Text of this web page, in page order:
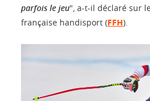
parfois le jeu", a-t-il déclaré sur
française handisport (FFH).